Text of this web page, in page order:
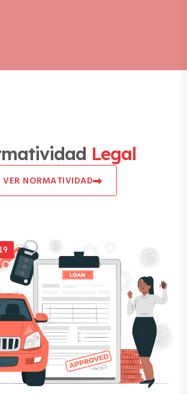
Legal
VER NORMATIVIDAD